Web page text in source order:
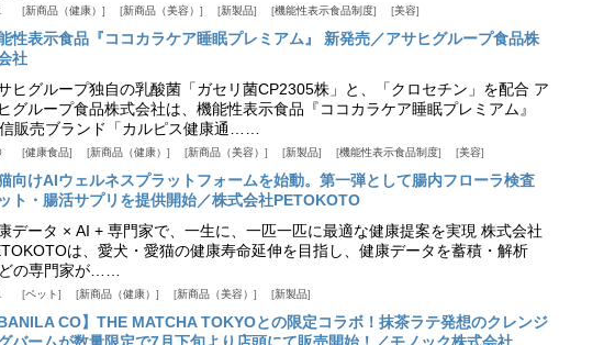
新商品（健康） 新商品（美容） 新製品 機能性表示食品制度 美容
性表示食品『ココカラケア睡眠プレミアム』 新発売／アサヒグループ食品株
社
ヒグループ独自の乳酸菌「ガセリ菌CP2305株」と、「クロセチン」を配合 ア
グループ食品株式会社は、機能性表示食品『ココカラケア睡眠プレミアム』
販売ブランド「カルピス健康通……
健康食品 新商品（健康） 新商品（美容） 新製品 機能性表示食品制度 美容
向けAIウェルネスプラットフォームを始動。第一弾として腸内フローラ検査
ト・腸活サプリを提供開始／株式会社PETOKOTO
データ × AI + 専門家で、一生に、一匹一匹に最適な健康提案を実現 株式会社
は、愛犬・愛猫の健康寿命延伸を目指し、健康データを蓄積・解析
の専門家が……
ペット 新商品（健康） 新商品（美容） 新製品
BANILA CO】THE MATCHA TOKYOとの限定コラボ！抹茶ラテ発想のクレンジ